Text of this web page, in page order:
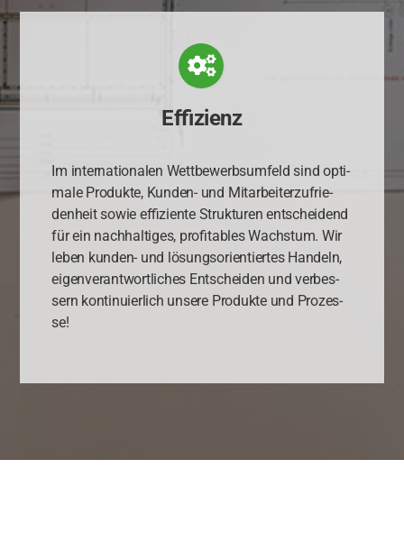
Effizienz
Im inter­na­tio­na­len Wett­be­werbs­um­feld sind opti­
ma­le Pro­duk­te, Kun­den- und Mit­ar­bei­ter­zu­frie­
den­heit sowie effi­zi­en­te Struk­tu­ren ent­schei­dend
für ein nach­hal­ti­ges, pro­fi­ta­bles Wachs­tum. Wir
leben kun­den- und lösungs­ori­en­tier­tes Han­deln,
eigen­ver­ant­wort­li­ches Ent­schei­den und ver­bes­
sern kon­ti­nu­ier­lich unse­re Pro­duk­te und Pro­zes­
se!